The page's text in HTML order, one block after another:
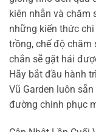
kiên nhẫn và chăm
những kiến thức
trồng, chế độ chăm
chắn sẽ gặt hái
Hãy bắt đầu hành
Vũ Garden luôn
đường chinh phục